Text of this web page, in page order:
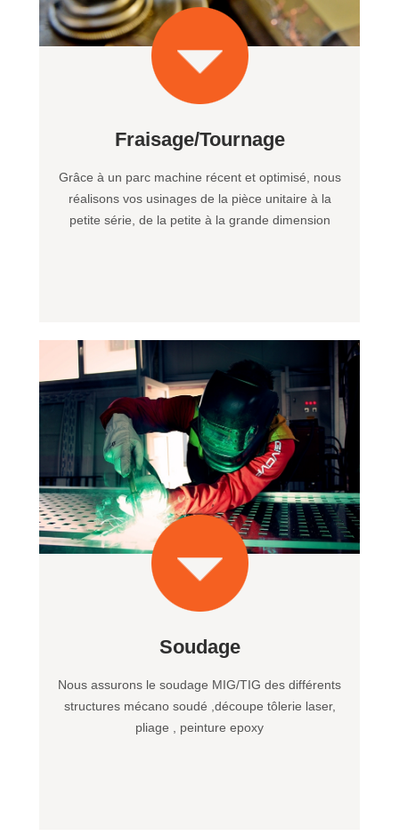
Fraisage/Tournage
Grâce à un parc machine récent et optimisé, nous
réalisons vos usinages de la pièce unitaire à la
petite série, de la petite à la grande dimension
Soudage
Nous assurons le soudage MIG/TIG des différents
structures mécano soudé ,découpe tôlerie laser,
pliage , peinture epoxy